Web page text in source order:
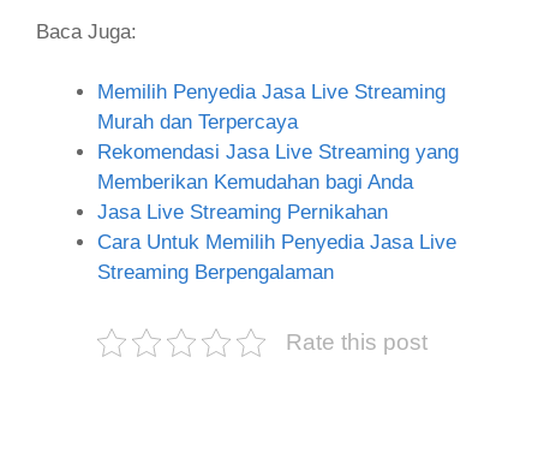
Baca Juga:
Memilih Penyedia Jasa Live Streaming
Murah dan Terpercaya
Rekomendasi Jasa Live Streaming yang
Memberikan Kemudahan bagi Anda
Jasa Live Streaming Pernikahan
Cara Untuk Memilih Penyedia Jasa Live
Streaming Berpengalaman
Rate this post